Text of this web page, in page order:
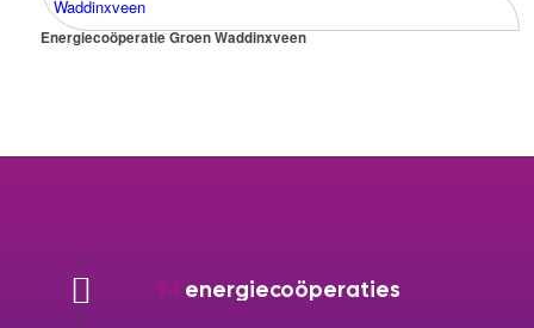
Energiecoöperatie Groen Waddinxveen
energiecoöperaties